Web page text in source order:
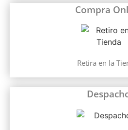
Compra
Retira en la